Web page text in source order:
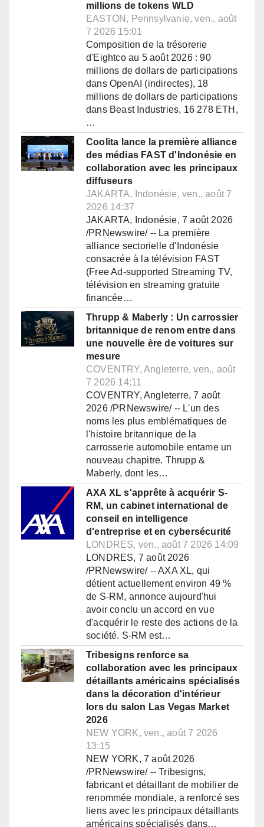
millions de tokens WLD
EASTON, Pennsylvanie, ven., août
7 2026 15:01
Composition de la trésorerie
d'Eightco au 5 août 2026 : 90
millions de dollars de participations
dans OpenAI (indirectes), 18
millions de dollars de participations
dans Beast Industries, 16 278 ETH,
…
Coolita lance la première alliance
des médias FAST d'Indonésie en
collaboration avec les principaux
diffuseurs
JAKARTA, Indonésie, ven., août 7
2026 14:37
JAKARTA, Indonésie, 7 août 2026
/PRNewswire/ -- La première
alliance sectorielle d'Indonésie
consacrée à la télévision FAST
(Free Ad-supported Streaming TV,
télévision en streaming gratuite
financée…
Thrupp & Maberly : Un carrossier
britannique de renom entre dans
une nouvelle ère de voitures sur
mesure
COVENTRY, Angleterre, ven., août
7 2026 14:11
COVENTRY, Angleterre, 7 août
2026 /PRNewswire/ -- L'un des
noms les plus emblématiques de
l'histoire britannique de la
carrosserie automobile entame un
nouveau chapitre. Thrupp &
Maberly, dont les…
AXA XL s'apprête à acquérir S-
RM, un cabinet international de
conseil en intelligence
d'entreprise et en cybersécurité
LONDRES, ven., août 7 2026 14:09
LONDRES, 7 août 2026
/PRNewswire/ -- AXA XL, qui
détient actuellement environ 49 %
de S-RM, annonce aujourd'hui
avoir conclu un accord en vue
d'acquérir le reste des actions de la
société. S-RM est…
Tribesigns renforce sa
collaboration avec les principaux
détaillants américains spécialisés
dans la décoration d'intérieur
lors du salon Las Vegas Market
2026
NEW YORK, ven., août 7 2026
13:15
NEW YORK, 7 août 2026
/PRNewswire/ -- Tribesigns,
fabricant et détaillant de mobilier de
renommée mondiale, a renforcé ses
liens avec les principaux détaillants
américains spécialisés dans…